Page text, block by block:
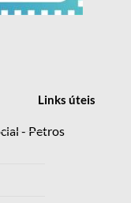
Linksúteis
- Petros